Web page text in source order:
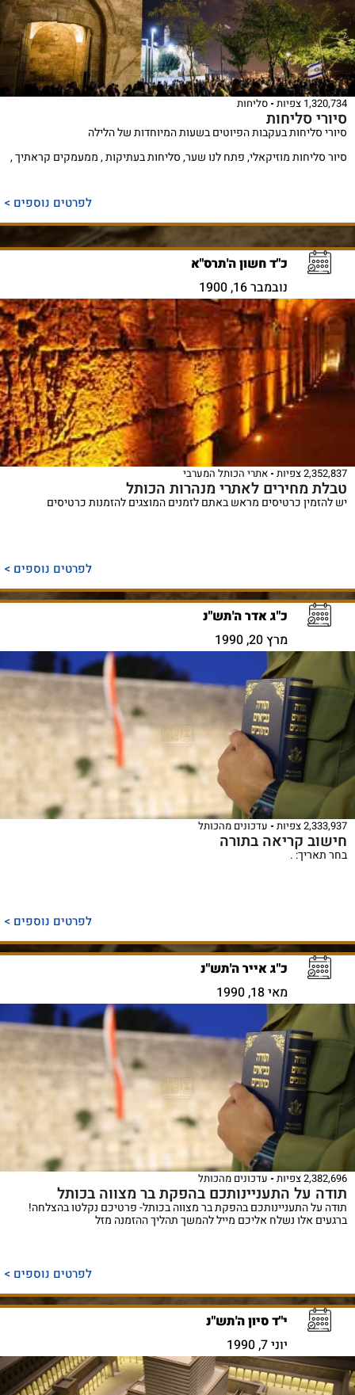
1,320,734 צפיות סליחות
סיורי סליחות
סיורי סליחות בעקבות הפיוטים בשעות המיוחדות של הלילה
סיור סליחות מוזיקאלי, פתח לנו שער, סליחות בעתיקות , ממעמקים קראתיך ,
לפרטים נוספים >
כ"ד חשון ה'תרס"א
נובמבר 16, 1900
2,352,837 צפיות אתרי הכותל המערבי
טבלת מחירים לאתרי מנהרות הכותל
יש להזמין כרטיסים מראש באתם לזמנים המוצגים להזמנות כרטיסים
לפרטים נוספים >
כ"ג אדר ה'תש"נ
מרץ 20, 1990
2,333,937 צפיות עדכונים מהכותל
חישוב קריאה בתורה
בחר תאריך: .
לפרטים נוספים >
כ"ג אייר ה'תש"נ
מאי 18, 1990
2,382,696 צפיות עדכונים מהכותל
תודה על התעניינותכם בהפקת בר מצווה בכותל
תודה על התעניינותכם בהפקת בר מצווה בכותל- פרטיכם נקלטו בהצלחה!
ברגעים אלו נשלח אליכם מייל להמשך תהליך ההזמנה מזל
לפרטים נוספים >
י"ד סיון ה'תש"נ
יוני 7, 1990